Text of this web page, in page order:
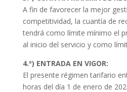
A fin de favorecer la mejor
competitividad, la cuantía de
tendrá como límite mínimo el
al inicio del servicio y como
4.º) ENTRADA EN VIGOR:
El presente régimen tarifario
horas del día 1 de enero de